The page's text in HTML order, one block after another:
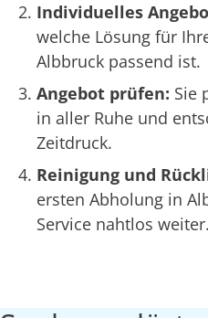
Individuelles
welche Lösung für
Albbruck passend ist.
Angebot prüfen: Sie
in aller Ruhe und
Zeitdruck.
Reinigung und
ersten Abholung in
Service nahtlos weiter.